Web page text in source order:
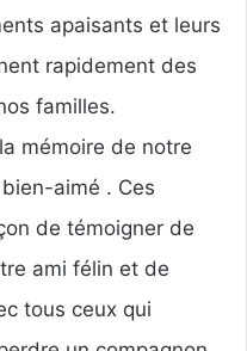
apaisants et leurs
rapidement des
familles.
mémoire de notre
aimé . Ces
de témoigner de
ami félin et de
tous ceux qui